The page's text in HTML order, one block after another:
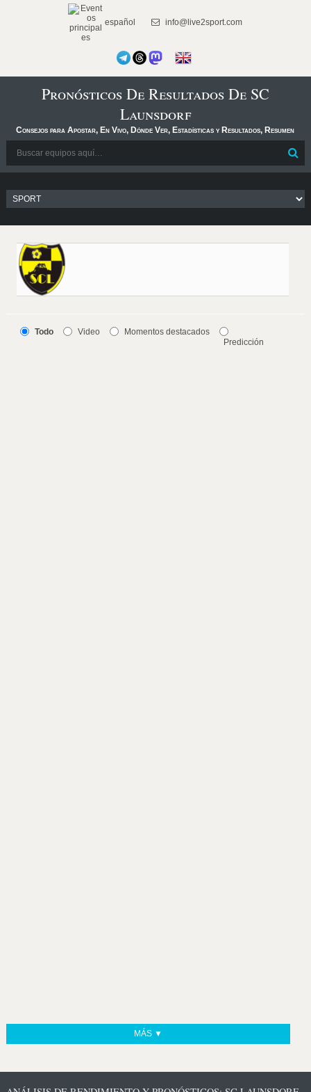
español info@live2sport.com
Pronósticos De Resultados De SC
Launsdorf
Consejos para Apostar, En Vivo, Dónde Ver, Estadísticas y Resultados, Resumen
Todo Video
Momentos destacados
Predicción
MÁS ▼